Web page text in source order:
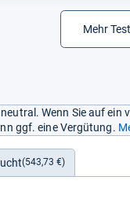
Mehr
Wenn Sie auf
ggf. eine Vergütung.
(543,73 €)